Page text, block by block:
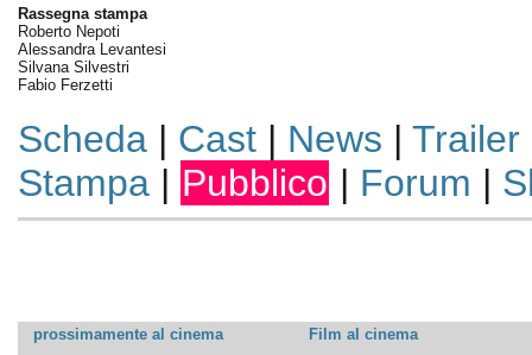
Rassegna stampa
Roberto Nepoti
Alessandra Levantesi
Silvana Silvestri
Fabio Ferzetti
Scheda| Cast| News | Trailer
Stampa| Pubblico | Forum |
prossimamente al cinema
Film al cinema